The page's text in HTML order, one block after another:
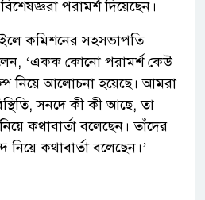
পরামর্শ দিয়েছেন।
কমিশনের সহসভাপতি
‘একক কোনো পরামর্শ কেউ
নিয়ে আলোচনা হয়েছে। আমরা
সনদে কী কী আছে, তা
কথাবার্তা বলেছেন। তাঁদের
কথাবার্তা বলেছেন।’